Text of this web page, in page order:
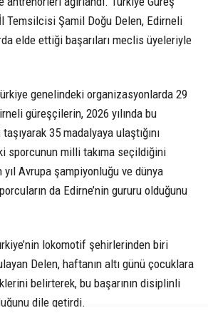
Temsilcisi Şamil Doğu Delen, Edirneli
elde ettiği başarıları meclis üyeleriyle
genelindeki organizasyonlarda 29
güreşçilerin, 2026 yılında bu
35 madalyaya ulaştığını
sporcunun milli takıma seçildiğini
Avrupa şampiyonluğu ve dünya
da Edirne’nin gururu olduğunu
lokomotif şehirlerinden biri
Delen, haftanın altı günü çocuklara
belirterek, bu başarının disiplinli
dile getirdi.